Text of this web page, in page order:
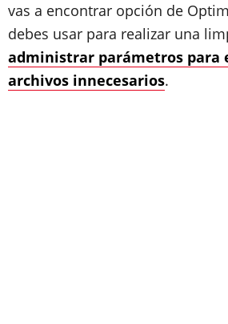
vas a encontrar opción de
debes usar para realizar una
administrar parámetros para
archivos innecesarios.